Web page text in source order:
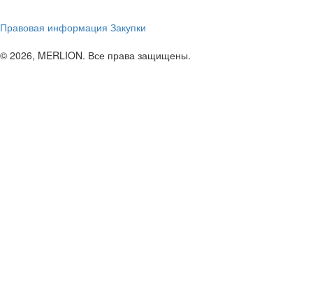
Правовая информация Закупки
© 2026, MERLION. Все права защищены.